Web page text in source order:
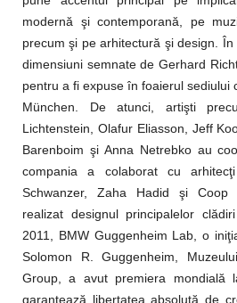
modernă şi contemporană, pe
precum şi pe arhitectură şi design.
dimensiuni semnate de Gerhard
pentru a fi expuse în foaierul sediului
München. De atunci, artişti
Lichtenstein, Olafur Eliasson, Jeff
Barenboim şi Anna Netrebko au
compania a colaborat cu
Schwanzer, Zaha Hadid şi Coop
realizat designul principalelor
2011, BMW Guggenheim Lab, o
Solomon R. Guggenheim,
Group, a avut premiera mondială
garantează libertatea absolută de